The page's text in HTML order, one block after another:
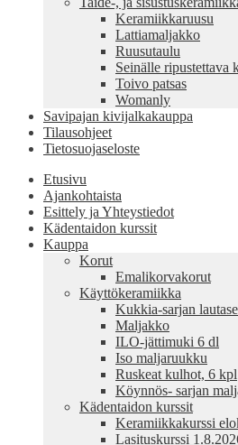
Keramiikkaruusu
Lattiamaljakko
Ruusutaulu
Seinälle ripustettava
Toivo patsas
Womanly
Savipajan kivijalkakauppa
Tilausohjeet
Tietosuojaseloste
Etusivu
Ajankohtaista
Esittely ja Yhteystiedot
Kädentaidon kurssit
Kauppa
Korut
Emalikorvakorut
Käyttökeramiikka
Kukkia-sarjan
Maljakko
ILO-jättimuki 6 dl
Iso maljaruukku
Ruskeat kulhot, 6 kpl
Köynnös- sarjan
Kädentaidon kurssit
Keramiikkakurssi
Lasituskurssi